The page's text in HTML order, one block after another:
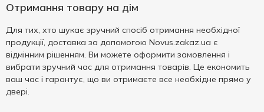
Отримання товару на дім
Для тих, хто шукає зручний спосіб отримання необхідної
продукції, доставка за допомогою Novus.zakaz.ua є
відмінним рішенням. Ви можете оформити замовлення і
вибрати зручний час для отримання товарів. Це економить
ваш час і гарантує, що ви отримаєте все необхідне прямо у
двері.